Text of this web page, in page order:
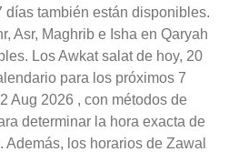
días también están disponibles.
Asr, Maghrib e Isha en Qaryah
Los Awkat salat de hoy, 20
para los próximos 7
Aug 2026 , con métodos de
determinar la hora exacta de
Además, los horarios de Zawal